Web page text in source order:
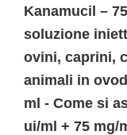
Kanamucil –
soluzione
ovini, caprini,
animali in
ml - Come si
ui/ml + 75 mg/